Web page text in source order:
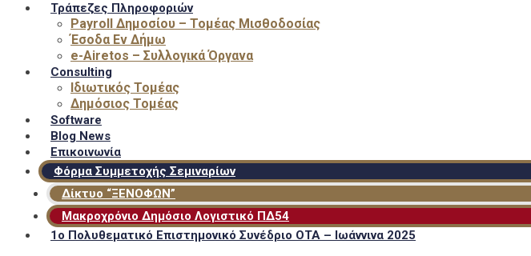
Τράπεζες Πληροφοριών
Payroll Δημοσίου – Τομέας Μισθοδοσίας
Έσοδα Εν Δήμω
e-Airetos – Συλλογικά Όργανα
Consulting
Ιδιωτικός Τομέας
Δημόσιος Τομέας
Software
Blog News
Επικοινωνία
Φόρμα Συμμετοχής Σεμιναρίων
Δίκτυο “ΞΕΝΟΦΩΝ”
Μακροχρόνιο Δημόσιο Λογιστικό ΠΔ54
1ο Πολυθεματικό Επιστημονικό Συνέδριο ΟΤΑ – Ιωάννινα 2025